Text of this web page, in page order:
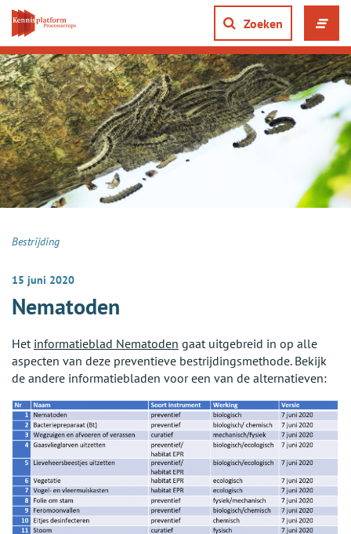
Direct
naar
content
gaan
of
Zoeken
Bestrijding
15 juni 2020
Nematoden
Het informatieblad Nematoden gaat uitgebreid in op alle
aspecten van deze preventieve bestrijdingsmethode. Bekijk
de andere informatiebladen voor een van de alternatieven: